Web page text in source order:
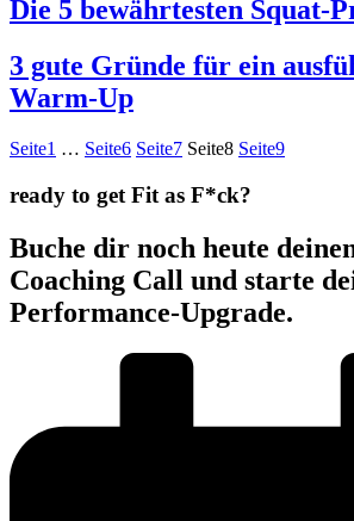
Die 5 bewährtesten Squat-
3 gute Gründe für ein
Warm-Up
Seite1 … Seite6 Seite7 Seite8 Seite9
ready to get Fit as F*ck?
Buche dir noch heute
Coaching Call und starte
Performance-Upgrade.